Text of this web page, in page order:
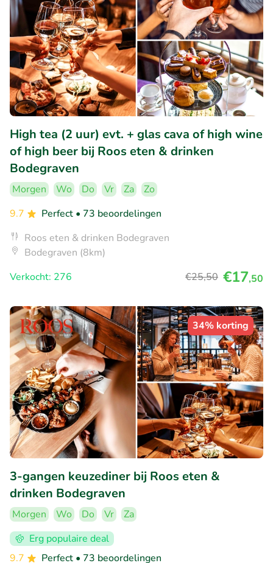
High tea (2 uur) evt. + glas cava of high wine
of high beer bij Roos eten & drinken
Bodegraven
Morgen Wo Do Vr Za
Zo
9.7
Perfect • 73 beoordelingen
Roos eten & drinken Bodegraven
Bodegraven (8km)
Verkocht: 276
€25,50 €17,50
34% korting
3-gangen keuzediner bij Roos eten &
drinken Bodegraven
Morgen Wo Do Vr
Za
Erg populaire deal
9.7
Perfect • 73 beoordelingen